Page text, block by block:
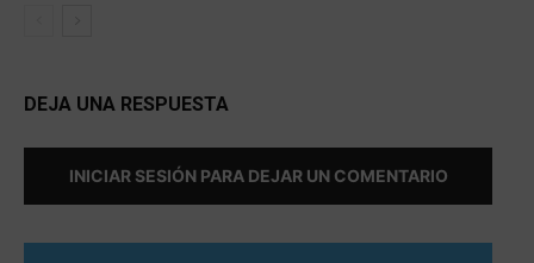
DEJA UNA RESPUESTA
INICIAR SESIÓN PARA DEJAR UN COMENTARIO